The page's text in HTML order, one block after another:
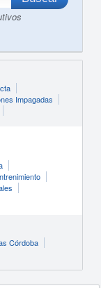
Impagadas
Córdoba